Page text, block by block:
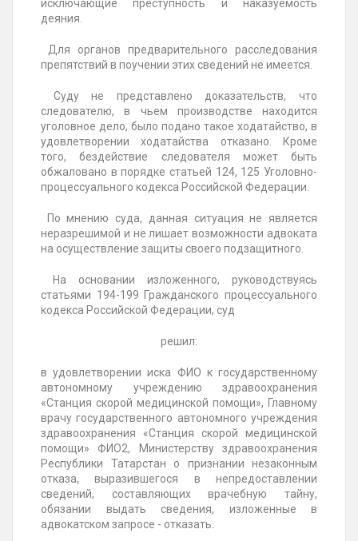
исключающие преступность и наказуемость
деяния.
Для органов предварительного расследования
препятствий в поучении этих сведений не имеется.
Суду не представлено доказательств, что
следователю, в чьем производстве находится
уголовное дело, было подано такое ходатайство, в
удовлетворении ходатайства отказано. Кроме
того, бездействие следователя может быть
обжаловано в порядке статьей 124, 125 Уголовно-
процессуального кодекса Российской Федерации.
По мнению суда, данная ситуация не является
неразрешимой и не лишает возможности адвоката
на осуществление защиты своего подзащитного.
На основании изложенного, руководствуясь
статьями 194-199 Гражданского процессуального
кодекса Российской Федерации, суд
решил:
в удовлетворении иска ФИО к государственному
автономному учреждению здравоохранения
«Станция скорой медицинской помощи», Главному
врачу государственного автономного учреждения
здравоохранения «Станция скорой медицинской
помощи» ФИО2, Министерству здравоохранения
Республики Татарстан о признании незаконным
отказа, выразившегося в непредоставлении
сведений, составляющих врачебную тайну,
обязании выдать сведения, изложенные в
адвокатском запросе - отказать.